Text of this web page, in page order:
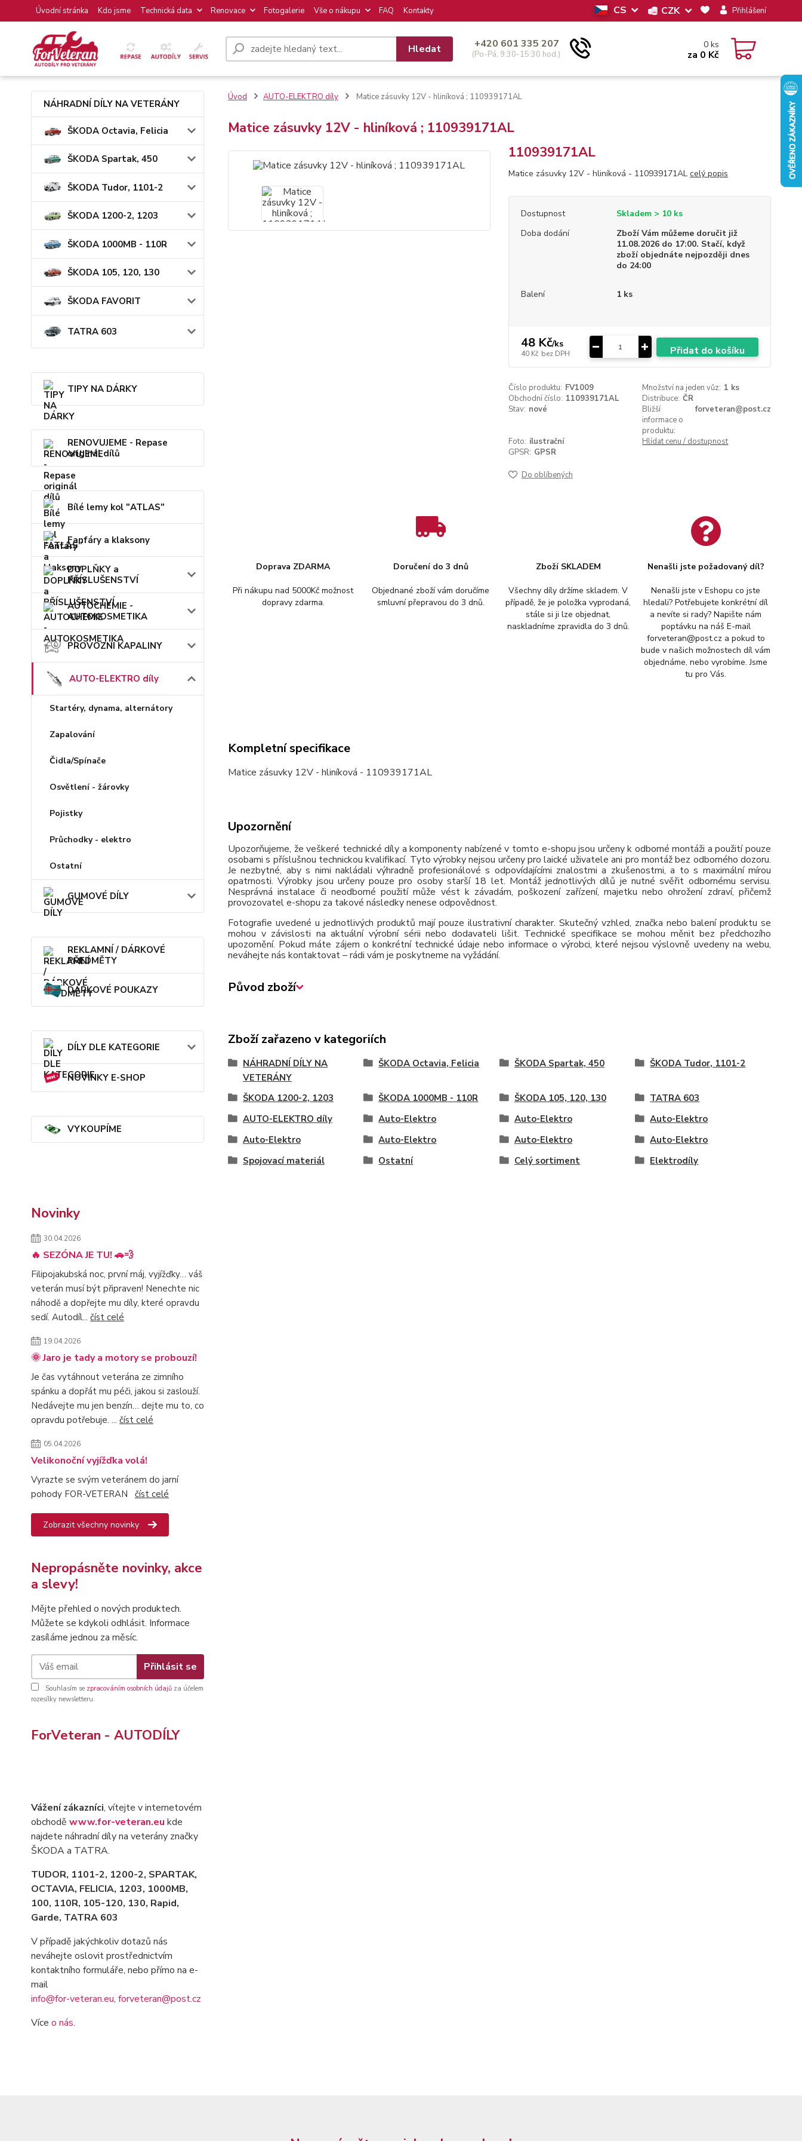
Úvodní stránka Kdo jsme Technická data Renovace Fotogalerie Vše o nákupu FAQ Kontakty CS CZK Přihlášení
Hledat +420 601 335 207
(Po-Pá, 9:30-15:30 hod.)
0 ks
za 0 Kč
NÁHRADNÍ DÍLY NA VETERÁNY
ŠKODA Octavia, Felicia
ŠKODA Spartak, 450
ŠKODA Tudor, 1101-2
ŠKODA 1200-2, 1203
ŠKODA 1000MB - 110R
ŠKODA 105, 120, 130
ŠKODA FAVORIT
TATRA 603
TIPY NA DÁRKY
RENOVUJEME - Repase
originál dílů
Bílé lemy kol "ATLAS"
Fanfáry a klaksony
DOPLŇKY a
PŘÍSLUŠENSTVÍ
AUTOCHEMIE -
AUTOKOSMETIKA
PROVOZNÍ KAPALINY
AUTO-ELEKTRO díly
Startéry, dynama, alternátory
Zapalování
Čidla/Spínače
Osvětlení - žárovky
Pojistky
Průchodky - elektro
Ostatní
GUMOVÉ DÍLY
REKLAMNÍ / DÁRKOVÉ
PŘEDMĚTY
DÁRKOVÉ POUKAZY
DÍLY DLE KATEGORIE
NOVINKY E-SHOP
VYKOUPÍME
Novinky
30.04.2026
🔥 SEZÓNA JE TU! 🚗💨
Filipojakubská noc, první máj, vyjížďky… váš
veterán musí být připraven! Nenechte nic
náhodě a dopřejte mu díly, které opravdu
sedí. Autodíl... číst celé
19.04.2026
🌞 Jaro je tady a motory se probouzí!
Je čas vytáhnout veterána ze zimního
spánku a dopřát mu péči, jakou si zaslouží.
Nedávejte mu jen benzín… dejte mu to, co
opravdu potřebuje. ... číst celé
05.04.2026
Velikonoční vyjížďka volá!
Vyrazte se svým veteránem do jarní
pohody FOR-VETERAN číst celé
Zobrazit všechny novinky
Nepropásněte novinky, akce
a slevy!
Mějte přehled o nových produktech.
Můžete se kdykoli odhlásit. Informace
zasíláme jednou za měsíc.
Přihlásit se
Souhlasím se zpracováním osobních údajů za účelem
rozesílky newsletteru.
ForVeteran - AUTODÍLY
Vážení zákazníci, vítejte v internetovém
obchodě www.for-veteran.eu kde
najdete náhradní díly na veterány značky
ŠKODA a TATRA.
TUDOR, 1101-2, 1200-2, SPARTAK,
OCTAVIA, FELICIA, 1203, 1000MB,
100, 110R, 105-120, 130, Rapid,
Garde, TATRA 603
V případě jakýchkoliv dotazů nás
neváhejte oslovit prostřednictvím
kontaktního formuláře, nebo přímo na e-
mail
info@for-veteran.eu, forveteran@post.cz
Více o nás.
Úvod AUTO-ELEKTRO díly Matice zásuvky 12V - hliníková ; 110939171AL
Matice zásuvky 12V - hliníková ; 110939171AL
110939171AL
Matice zásuvky 12V - hliníková - 110939171AL celý popis
Dostupnost
Skladem > 10 ks
Doba dodání
Zboží Vám můžeme doručit již
11.08.2026 do 17:00. Stačí, když
zboží objednáte nejpozději dnes
do 24:00
Balení 1 ks
48 Kč/ks
40 Kč bez DPH Přidat do košíku
Číslo produktu: FV1009 Množství na jeden vůz: 1 ks
Obchodní číslo: 110939171AL Distribuce: ČR
Stav: nové
Bližší
informace o
produktu:
forveteran@post.cz
Foto: ilustrační
Hlídat cenu / dostupnost
GPSR: GPSR
Do oblíbených
Doprava ZDARMA
Při nákupu nad 5000Kč možnost
dopravy zdarma.
Doručení do 3 dnů
Objednané zboží vám doručíme
smluvní přepravou do 3 dnů.
Zboží SKLADEM
Všechny díly držíme skladem. V
případě, že je položka vyprodaná,
stále si ji lze objednat,
naskladníme zpravidla do 3 dnů.
Nenašli jste požadovaný díl?
Nenašli jste v Eshopu co jste
hledali? Potřebujete konkrétní díl
a nevíte si rady? Napište nám
poptávku na náš E-mail
forveteran@post.cz a pokud to
bude v našich možnostech díl vám
objednáme, nebo vyrobíme. Jsme
tu pro Vás.
Kompletní specifikace
Matice zásuvky 12V - hliníková - 110939171AL
Upozornění
Upozorňujeme, že veškeré technické díly a komponenty nabízené v tomto e-shopu jsou určeny k odborné montáži a použití pouze
osobami s příslušnou technickou kvalifikací. Tyto výrobky nejsou určeny pro laické uživatele ani pro montáž bez odborného dozoru.
Je nezbytné, aby s nimi nakládali výhradně profesionálové s odpovídajícími znalostmi a zkušenostmi, a to s maximální mírou
opatrnosti. Výrobky jsou určeny pouze pro osoby starší 18 let. Montáž jednotlivých dílů je nutné svěřit odbornému servisu.
Nesprávná instalace či neodborné použití může vést k závadám, poškození zařízení, majetku nebo ohrožení zdraví, přičemž
provozovatel e-shopu za takové následky nenese odpovědnost.
Fotografie uvedené u jednotlivých produktů mají pouze ilustrativní charakter. Skutečný vzhled, značka nebo balení produktu se
mohou v závislosti na aktuální výrobní sérii nebo dodavateli lišit. Technické specifikace se mohou měnit bez předchozího
upozornění. Pokud máte zájem o konkrétní technické údaje nebo informace o výrobci, které nejsou výslovně uvedeny na webu,
neváhejte nás kontaktovat – rádi vám je poskytneme na vyžádání.
Původ zboží
Zboží zařazeno v kategoriích
NÁHRADNÍ DÍLY NA
VETERÁNY
ŠKODA Octavia, Felicia ŠKODA Spartak, 450 ŠKODA Tudor, 1101-2
ŠKODA 1200-2, 1203 ŠKODA 1000MB - 110R ŠKODA 105, 120, 130
TATRA 603
AUTO-ELEKTRO díly
Auto-Elektro Auto-Elektro
Auto-Elektro
Auto-Elektro
Auto-Elektro Auto-Elektro
Auto-Elektro
Spojovací materiál
Ostatní Celý sortiment Elektrodíly